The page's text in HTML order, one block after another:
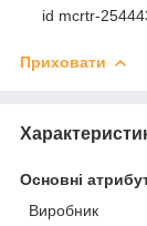
id mcrtr-
Приховати
Основні
Виробник